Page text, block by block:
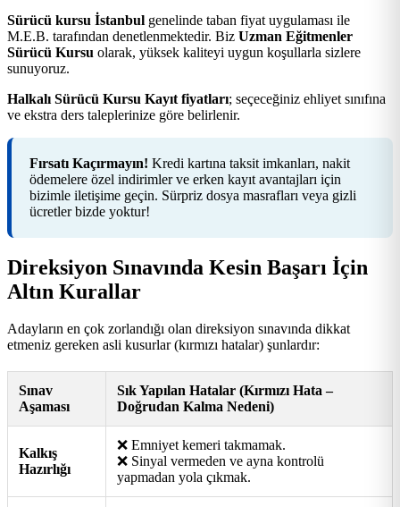
Sürücü kursu İstanbul genelinde taban fiyat uygulaması ile
M.E.B. tarafından denetlenmektedir. Biz Uzman Eğitmenler
Sürücü Kursu olarak, yüksek kaliteyi uygun koşullarla sizlere
sunuyoruz.
Halkalı Sürücü Kursu Kayıt fiyatları; seçeceğiniz ehliyet sınıfına
ve ekstra ders taleplerinize göre belirlenir.
Fırsatı Kaçırmayın! Kredi kartına taksit imkanları, nakit
ödemelere özel indirimler ve erken kayıt avantajları için
bizimle iletişime geçin. Sürpriz dosya masrafları veya gizli
ücretler bizde yoktur!
Direksiyon Sınavında Kesin Başarı İçin
Altın Kurallar
Adayların en çok zorlandığı olan direksiyon sınavında dikkat
etmeniz gereken asli kusurlar (kırmızı hatalar) şunlardır:
Sınav
Aşaması
Sık Yapılan Hatalar (Kırmızı Hata –
Doğrudan Kalma Nedeni)
Kalkış
Hazırlığı
❌ Emniyet kemeri takmamak.
❌ Sinyal vermeden ve ayna kontrolü
yapmadan yola çıkmak.